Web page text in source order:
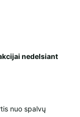
nedelsiant
nuo spalvų